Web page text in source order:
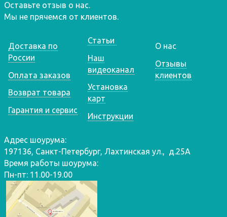
Оставьте отзыв о нас.
Мы не прячемся от клиентов.
Доставка по
России
Оплата заказов
Возврат товара
Гарантия и сервис
Статьи
Наш
видеоканал
Установка
карт
Инструкции
О нас
Отзывы
клиентов
Адрес шоурума:
197136, Санкт-Петербург, Лахтинская ул., д.25А
Время работы шоурума:
Пн-пт: 11.00-19.00